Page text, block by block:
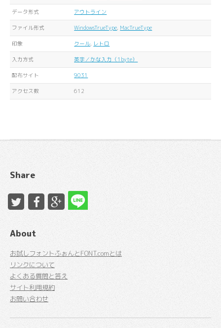
データ形式 アウトライン
ファイル形式 WindowsTrueType, MacTrueType
印象 クール, レトロ
入力方式 英字／かな入力（1byte）
配布サイト 9031
アクセス数 612
Share
About
お試しフォントふぉんとFONT.comとは
リンクについて
よくある質問と答え
サイト利用規約
お問い合わせ